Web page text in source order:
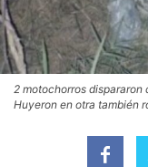
2 motochorros dispararon
Huyeron en otra también